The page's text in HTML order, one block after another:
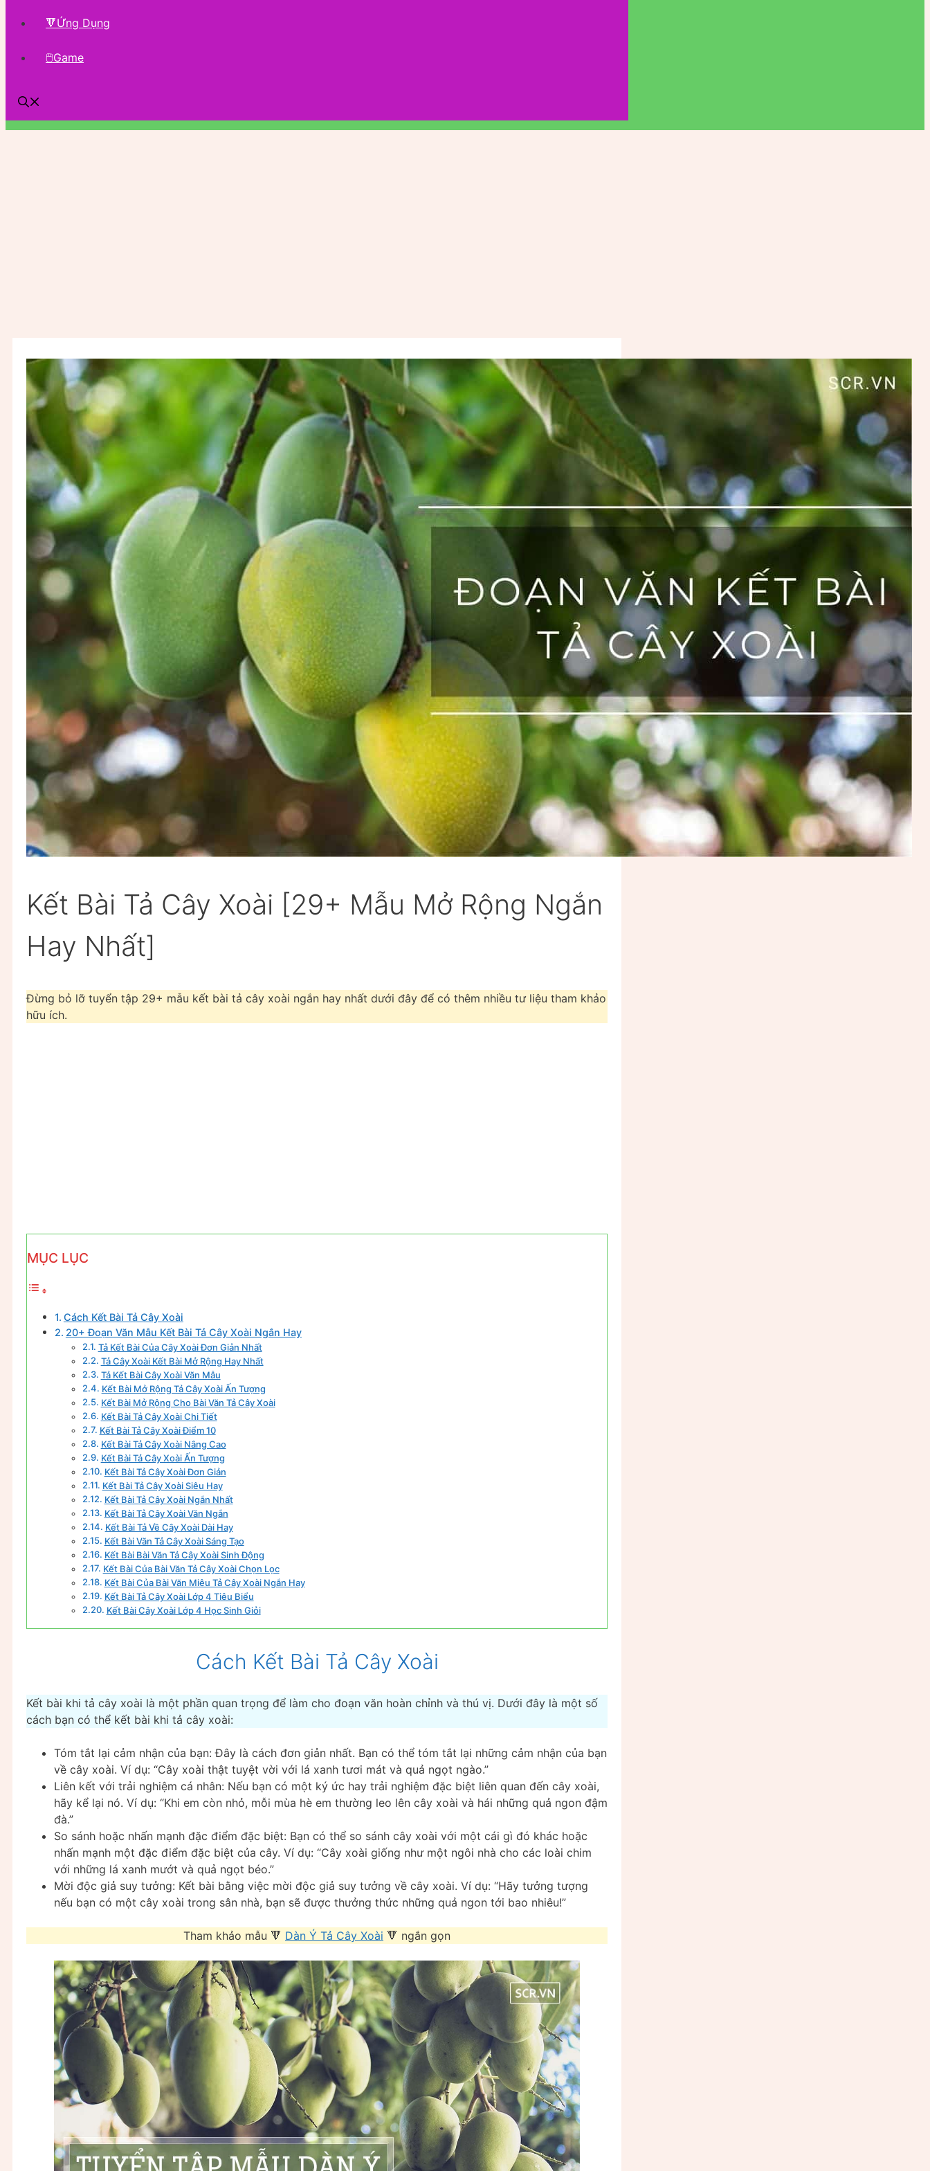
🔻Ứng Dụng
🖱Game
Kết Bài Tả Cây Xoài [29+ Mẫu Mở Rộng Ngắn
Hay Nhất]
Đừng bỏ lỡ tuyển tập 29+ mẫu kết bài tả cây xoài ngắn hay nhất dưới đây để có thêm nhiều tư liệu tham khảo
hữu ích.
MỤC LỤC
Cách Kết Bài Tả Cây Xoài
20+ Đoạn Văn Mẫu Kết Bài Tả Cây Xoài Ngắn Hay
Tả Kết Bài Của Cây Xoài Đơn Giản Nhất
Tả Cây Xoài Kết Bài Mở Rộng Hay Nhất
Tả Kết Bài Cây Xoài Văn Mẫu
Kết Bài Mở Rộng Tả Cây Xoài Ấn Tượng
Kết Bài Mở Rộng Cho Bài Văn Tả Cây Xoài
Kết Bài Tả Cây Xoài Chi Tiết
Kết Bài Tả Cây Xoài Điểm 10
Kết Bài Tả Cây Xoài Nâng Cao
Kết Bài Tả Cây Xoài Ấn Tượng
Kết Bài Tả Cây Xoài Đơn Giản
Kết Bài Tả Cây Xoài Siêu Hay
Kết Bài Tả Cây Xoài Ngắn Nhất
Kết Bài Tả Cây Xoài Văn Ngắn
Kết Bài Tả Về Cây Xoài Dài Hay
Kết Bài Văn Tả Cây Xoài Sáng Tạo
Kết Bài Bài Văn Tả Cây Xoài Sinh Động
Kết Bài Của Bài Văn Tả Cây Xoài Chọn Lọc
Kết Bài Của Bài Văn Miêu Tả Cây Xoài Ngắn Hay
Kết Bài Tả Cây Xoài Lớp 4 Tiêu Biểu
Kết Bài Cây Xoài Lớp 4 Học Sinh Giỏi
Cách Kết Bài Tả Cây Xoài
Kết bài khi tả cây xoài là một phần quan trọng để làm cho đoạn văn hoàn chỉnh và thú vị. Dưới đây là một số
cách bạn có thể kết bài khi tả cây xoài:
Tóm tắt lại cảm nhận của bạn: Đây là cách đơn giản nhất. Bạn có thể tóm tắt lại những cảm nhận của bạn
về cây xoài. Ví dụ: “Cây xoài thật tuyệt vời với lá xanh tươi mát và quả ngọt ngào.”
Liên kết với trải nghiệm cá nhân: Nếu bạn có một ký ức hay trải nghiệm đặc biệt liên quan đến cây xoài,
hãy kể lại nó. Ví dụ: “Khi em còn nhỏ, mỗi mùa hè em thường leo lên cây xoài và hái những quả ngon đậm
đà.”
So sánh hoặc nhấn mạnh đặc điểm đặc biệt: Bạn có thể so sánh cây xoài với một cái gì đó khác hoặc
nhấn mạnh một đặc điểm đặc biệt của cây. Ví dụ: “Cây xoài giống như một ngôi nhà cho các loài chim
với những lá xanh mướt và quả ngọt béo.”
Mời độc giả suy tưởng: Kết bài bằng việc mời độc giả suy tưởng về cây xoài. Ví dụ: “Hãy tưởng tượng
nếu bạn có một cây xoài trong sân nhà, bạn sẽ được thưởng thức những quả ngon tới bao nhiêu!”
Tham khảo mẫu 🔻 Dàn Ý Tả Cây Xoài 🔻 ngắn gọn